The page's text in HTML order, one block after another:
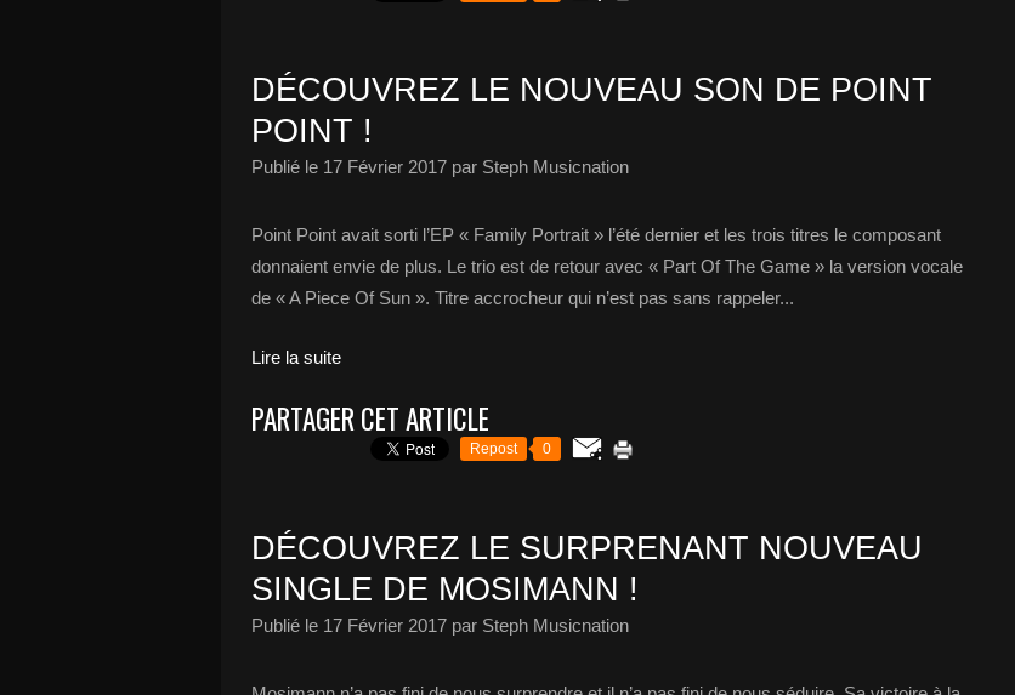
DÉCOUVREZ LE NOUVEAU SON DE POINT
POINT !
Publié le 17 Février 2017 par Steph Musicnation
Point Point avait sorti l’EP « Family Portrait » l’été dernier et les trois titres le composant
donnaient envie de plus. Le trio est de retour avec « Part Of The Game » la version vocale
de « A Piece Of Sun ». Titre accrocheur qui n’est pas sans rappeler...
Lire la suite
PARTAGER CET ARTICLE
Repost 0
DÉCOUVREZ LE SURPRENANT NOUVEAU
SINGLE DE MOSIMANN !
Publié le 17 Février 2017 par Steph Musicnation